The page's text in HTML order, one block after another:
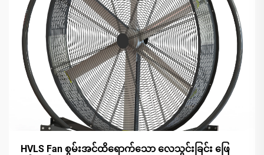
HVLS Fan စွမ်းအင်ထိရောက်သော လေသွင်းခြင်း ဖြေ